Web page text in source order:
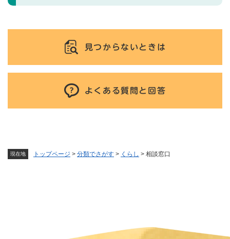
現在地 トップページ > 分類でさがす > くらし > 相談窓口
見つからないときは
よくある質問と回答